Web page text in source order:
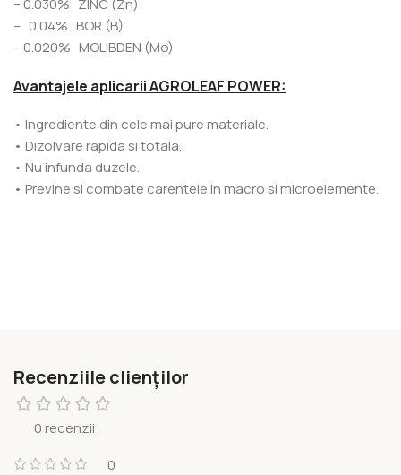
– 0.030% ZINC (Zn)
– 0.04% BOR (B)
– 0.020% MOLIBDEN (Mo)
Avantajele aplicarii AGROLEAF POWER:
• Ingrediente din cele mai pure materiale.
• Dizolvare rapida si totala.
• Nu infunda duzele.
• Previne si combate carentele in macro si microelemente.
Recenziile clienților
0 recenzii
0